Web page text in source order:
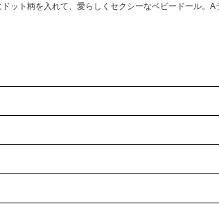
ット柄を入れて、愛らしくセクシーなベビードール。A